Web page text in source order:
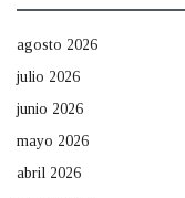
agosto 2026
julio 2026
junio 2026
mayo 2026
abril 2026